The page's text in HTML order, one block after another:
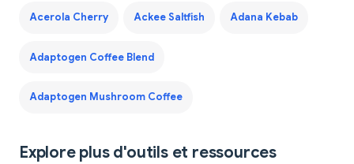
Acerola Cherry Ackee Saltfish Adana Kebab
Adaptogen Coffee Blend
Adaptogen Mushroom Coffee
Explore plus d'outils et ressources